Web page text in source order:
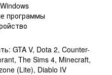
программы
GTA V, Dota 2, Counter-
The Sims 4, Minecraft,
(Lite), Diablo IV